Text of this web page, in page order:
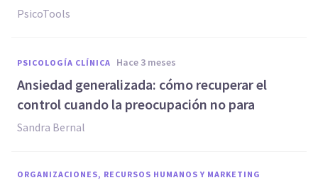
PsicoTools
PSICOLOGÍA CLÍNICA hace 3 meses
Ansiedad generalizada: cómo recuperar el
control cuando la preocupación no para
Sandra Bernal
ORGANIZACIONES, RECURSOS HUMANOS Y MARKETING